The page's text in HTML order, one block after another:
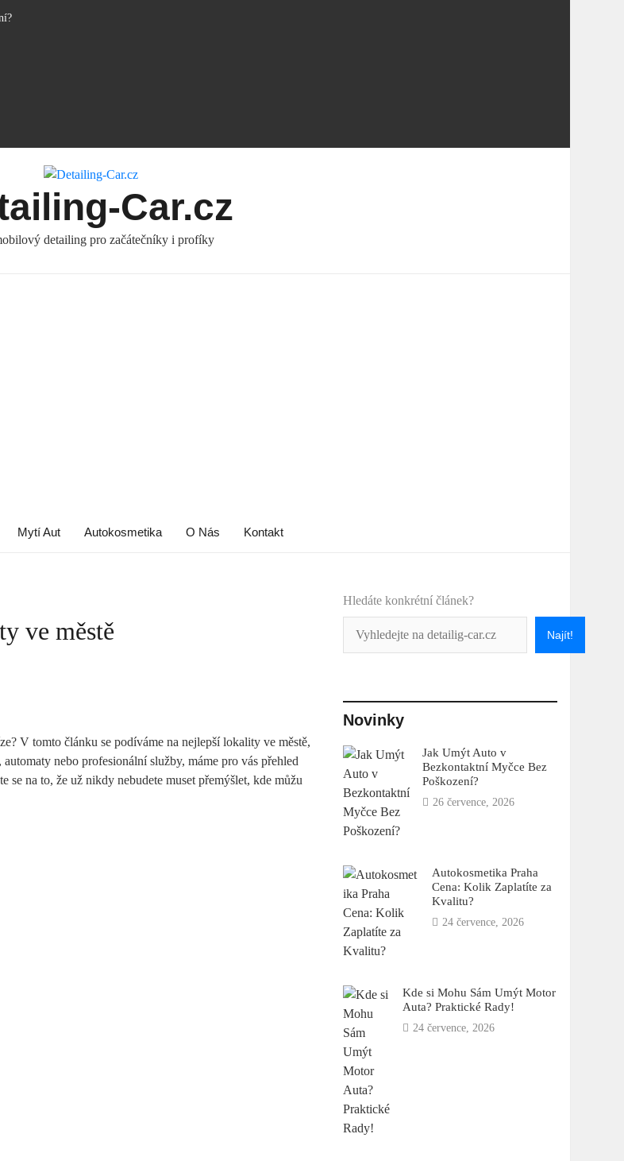
Car.cz
detailing pro začátečníky i profíky
Mytí Aut Autokosmetika O Nás Kontakt
ve městě
V tomto článku se podíváme na nejlepší lokality ve městě,
nebo profesionální služby, máme pro vás přehled
se na to, že už nikdy nebudete muset přemýšlet, kde můžu
Hledáte konkrétní článek?
Najít!
Novinky
Jak Umýt Auto v
Bezkontaktní Myčce Bez
Poškození?
26 července, 2026
Autokosmetika Praha
Cena: Kolik Zaplatíte za
Kvalitu?
24 července, 2026
Kde si Mohu Sám Umýt Motor
Auta? Praktické Rady!
24 července, 2026